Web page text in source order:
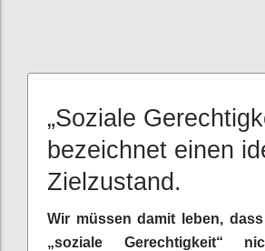
„Soziale
bezeichnet einen
Zielzustand.
Wir müssen damit leben,
„soziale Gerechtigkeit“